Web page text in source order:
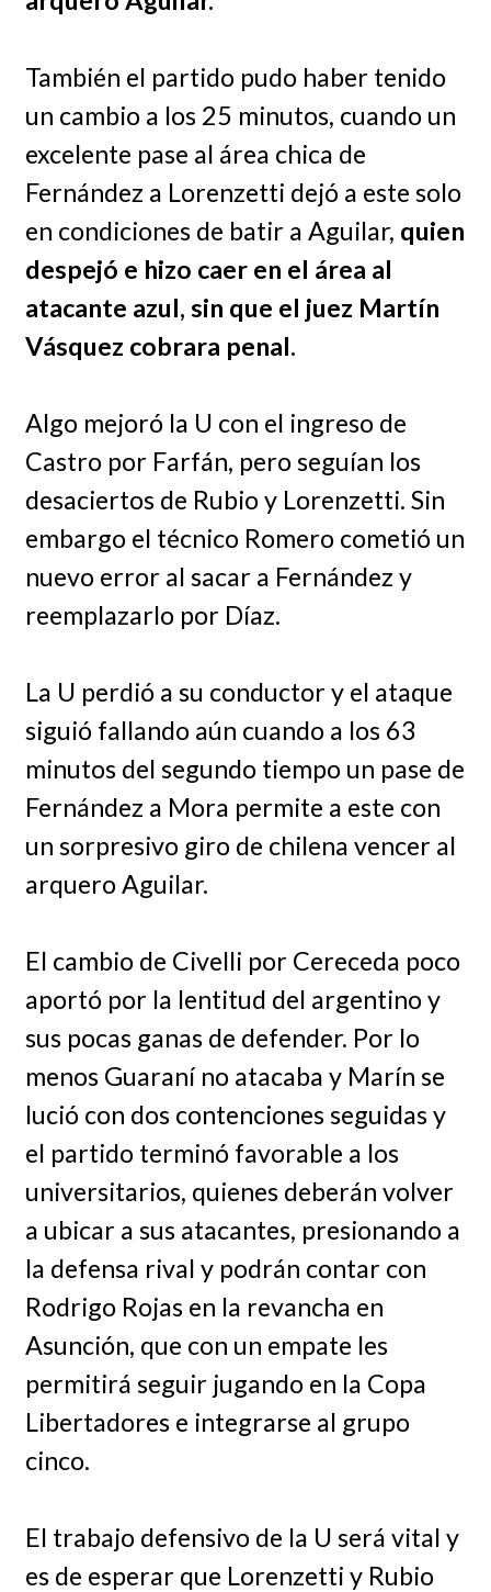
También el partido pudo haber tenido
un cambio a los 25 minutos, cuando un
excelente pase al área chica de
Fernández a Lorenzetti dejó a este solo
en condiciones de batir a Aguilar, quien
despejó e hizo caer en el área al
atacante azul, sin que el juez Martín
Vásquez cobrara penal.
Algo mejoró la U con el ingreso de
Castro por Farfán, pero seguían los
desaciertos de Rubio y Lorenzetti. Sin
embargo el técnico Romero cometió un
nuevo error al sacar a Fernández y
reemplazarlo por Díaz.
La U perdió a su conductor y el ataque
siguió fallando aún cuando a los 63
minutos del segundo tiempo un pase de
Fernández a Mora permite a este con
un sorpresivo giro de chilena vencer al
arquero Aguilar.
El cambio de Civelli por Cereceda poco
aportó por la lentitud del argentino y
sus pocas ganas de defender. Por lo
menos Guaraní no atacaba y Marín se
lució con dos contenciones seguidas y
el partido terminó favorable a los
universitarios, quienes deberán volver
a ubicar a sus atacantes, presionando a
la defensa rival y podrán contar con
Rodrigo Rojas en la revancha en
Asunción, que con un empate les
permitirá seguir jugando en la Copa
Libertadores e integrarse al grupo
cinco.
El trabajo defensivo de la U será vital y
es de esperar que Lorenzetti y Rubio